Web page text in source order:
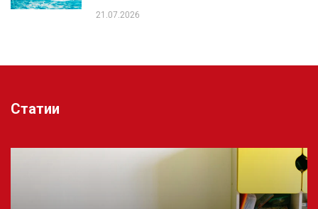
21.07.2026
Статии